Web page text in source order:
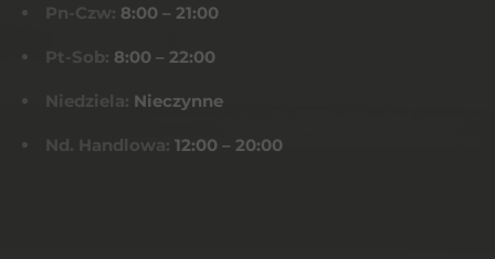
Pn-Czw: 8:00 – 21:00
Pt-Sob: 8:00 – 22:00
Niedziela: Nieczynne
Nd. Handlowa: 12:00 – 20:00